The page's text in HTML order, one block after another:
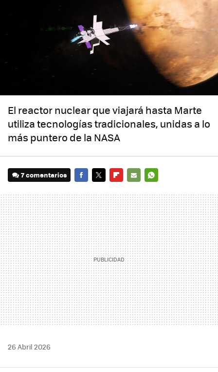
El reactor nuclear que viajará hasta Marte
utiliza tecnologías tradicionales, unidas a lo
más puntero de la NASA
7 comentarios
MAIL
26 Abril 2026